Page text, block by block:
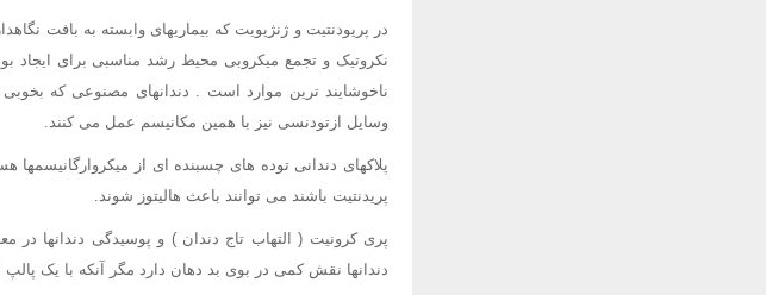
در پریودنتیت و ژنژیویت که بیماریهای وابسته به بافت
نکروتیک و تجمع میکروبی محیط رشد مناسبی برای
ناخوشایند ترین موارد است . دندانهای مصنوعی که
وسایل ازتودنسی نیز با همین مکانیسم عمل می کنند.
پلاکهای دندانی توده های چسبنده ای از
پریدنتیت باشند می توانند باعث هالیتوز شوند.
پری کرونیت ( التهاب تاج دندان ) و پوسیدگی دندانها
دندانها نقش کمی در بوی بد دهان دارد مگر آنکه با یک پالپ